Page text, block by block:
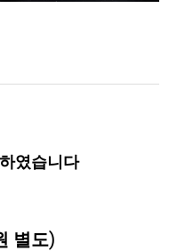
였습니다
별도)